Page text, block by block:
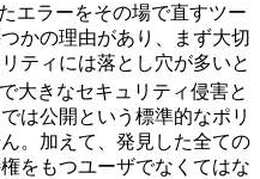
エラーをその場で直すツー
かの理由があり、まず大切
ティには落とし穴が多いと
大きなセキュリティ侵害と
は公開という標準的なポリ
。加えて、発見した全ての
をもつユーザでなくてはな